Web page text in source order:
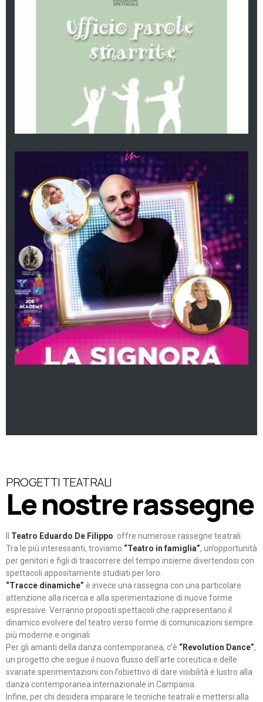
PROGETTI TEATRALI
Le nostre rassegne
Teatro Eduardo De Filippo offre numerose rassegne teatrali.
Tra le più interessanti, troviamo “Teatro in famiglia”, un’opportunità
per genitori e figli di trascorrere del tempo insieme divertendosi con
spettacoli appositamente studiati per loro.
“Tracce dinamiche” è invece una rassegna con una particolare
attenzione alla ricerca e alla sperimentazione di nuove forme
espressive. Verranno proposti spettacoli che rappresentano il
dinamico evolvere del teatro verso forme di comunicazioni sempre
più moderne e originali
Per gli amanti della danza contemporanea, c’è “Revolution Dance”,
un progetto che segue il nuovo flusso dell’arte coreutica e delle
svariate sperimentazioni con l’obiettivo di dare visibilità e lustro alla
danza contemporanea internazionale in Campania.
Infine, per chi desidera imparare le tecniche teatrali e mettersi alla